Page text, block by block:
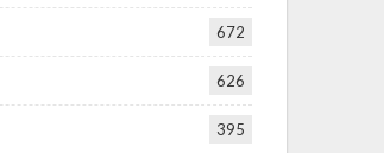
672
626
395